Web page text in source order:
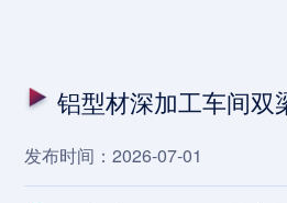
铝型材深加工车间双
发布时间：2026-07-01